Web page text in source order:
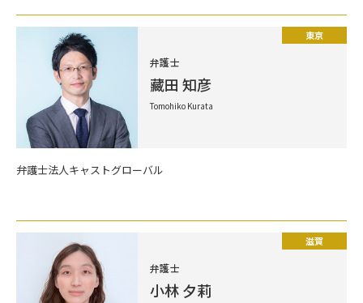
弁護士
藏田 知彦
Tomohiko Kurata
東京
弁護士法人キャストグローバル
弁護士
小林 夕莉
滋賀